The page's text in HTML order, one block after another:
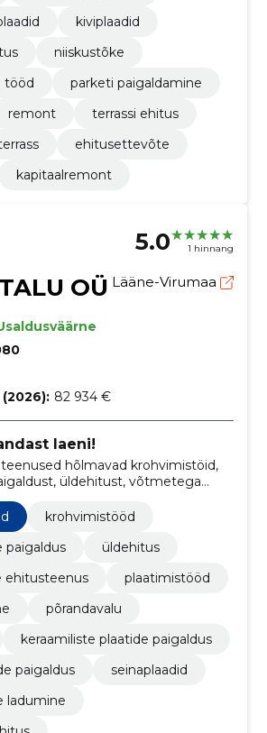
kiviplaadid
niiskustõke
tööd
parketi paigaldamine
remont
terrassi ehitus
ehitusettevõte
kapitaalremont
5.0 1 hinnang
OÜ Lääne-Virumaa
82 934 €
laeni!
hõlmavad krohvimistöid,
üldehitust, võtmetega
müüriladumist,
viimistlust.
krohvimistööd
paigaldus
üldehitus
plaatimistööd
põrandavalu
keraamiliste plaatide paigaldus
paigaldus
seinaplaadid
ladumine